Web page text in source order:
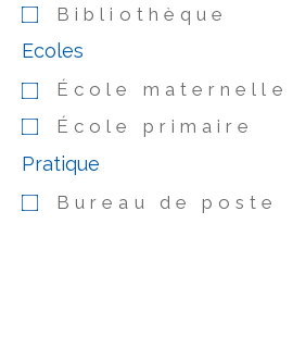
Bibliothèque
Ecoles
École maternelle
École primaire
Pratique
Bureau de poste